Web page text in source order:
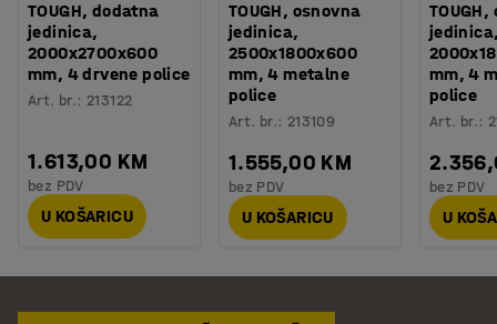
TOUGH, dodatna
jedinica,
2000x2700x600
mm, 4 drvene police
Art. br.: 213122
1.613,00 KM
bez PDV
U KOŠARICU
TOUGH, osnovna
jedinica,
2500x1800x600
mm, 4 metalne
police
Art. br.: 213109
1.555,00 KM
bez PDV
U KOŠARICU
mm, 4
police
Art. br.:
bez PDV
U